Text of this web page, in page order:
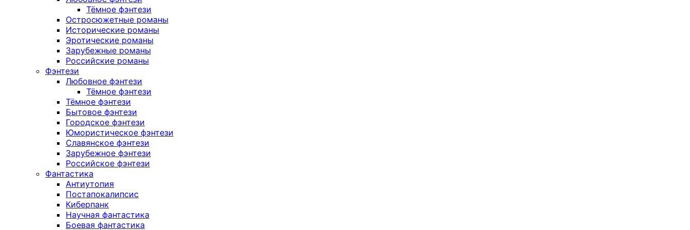
Тёмное фэнтези
Остросюжетные романы
Исторические романы
Эротические романы
Зарубежные романы
Российские романы
Фэнтези
Любовное фэнтези
Тёмное фэнтези
Тёмное фэнтези
Бытовое фэнтези
Городское фэнтези
Юмористическое фэнтези
Славянское фэнтези
Зарубежное фэнтези
Российское фэнтези
Фантастика
Антиутопия
Постапокалипсис
Киберпанк
Научная фантастика
Боевая фантастика